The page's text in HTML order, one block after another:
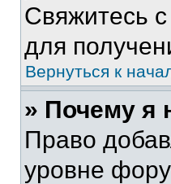
Свяжитесь
для
Вернуться к
» Почему я
Право
уровне